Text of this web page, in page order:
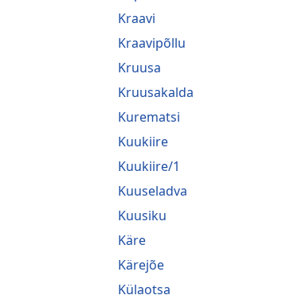
Kraavi
Kraavipõllu
Kruusa
Kruusakalda
Kurematsi
Kuukiire
Kuukiire/1
Kuuseladva
Kuusiku
Käre
Kärejõe
Külaotsa